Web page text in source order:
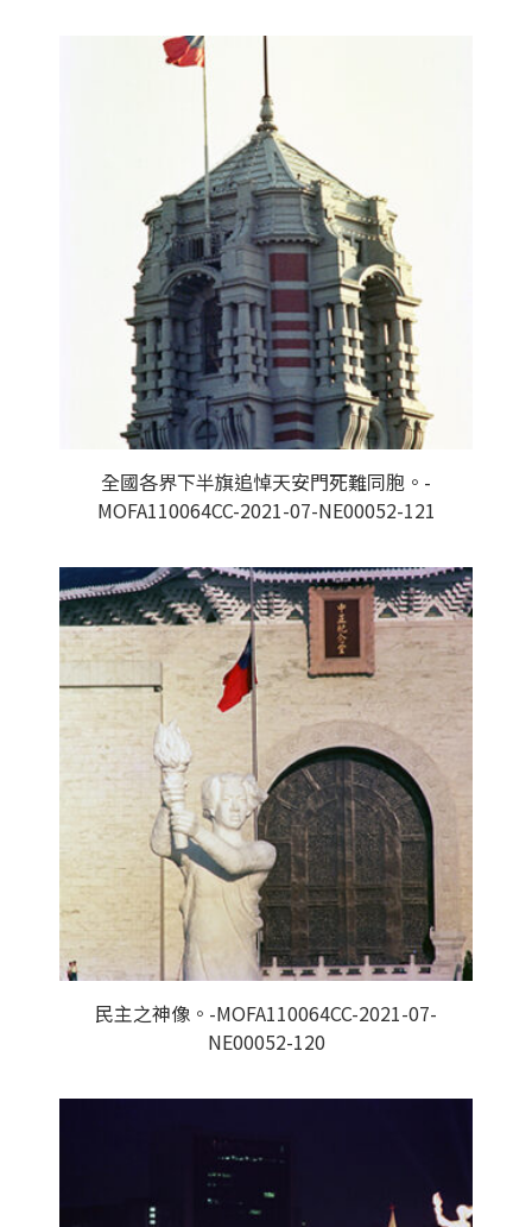
全國各界下半旗追悼天安門死難同胞。-
MOFA110064CC-2021-07-NE00052-121
民主之神像。-MOFA110064CC-2021-07-
NE00052-120